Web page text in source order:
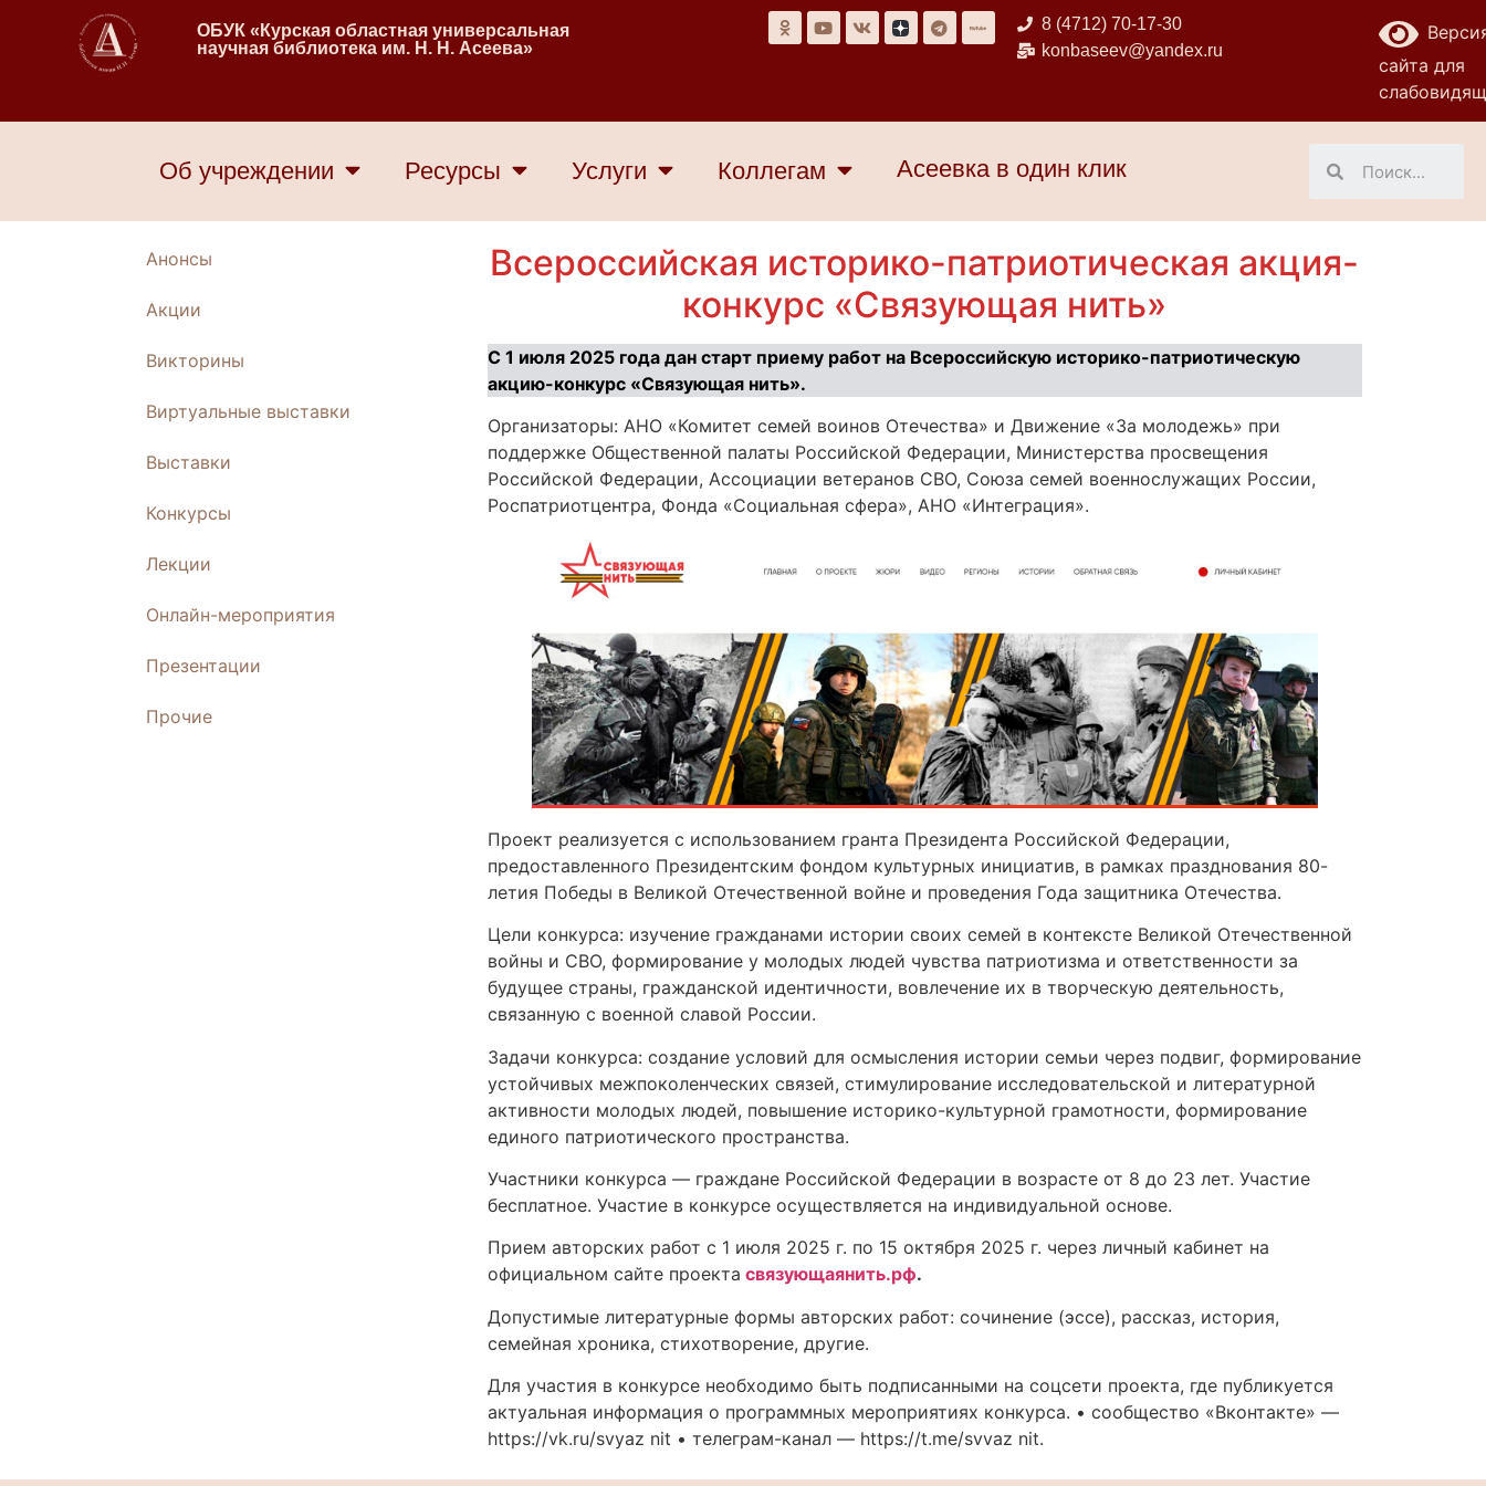
ОБУК «Курская областная универсальная
научная библиотека им. Н. Н. Асеева»
8 (4712) 70-17-30
konbaseev@yandex.ru
сайта для
Об учреждении Ресурсы Услуги Коллегам Асеевка в один клик
Анонсы
Акции
Викторины
Виртуальные выставки
Выставки
Конкурсы
Лекции
Онлайн-мероприятия
Презентации
Прочие
Всероссийская историко-патриотическая акция-
конкурс «Связующая нить»
С 1 июля 2025 года дан старт приему работ на Всероссийскую историко-патриотическую
акцию-конкурс «Связующая нить».
Организаторы: АНО «Комитет семей воинов Отечества» и Движение «За молодежь» при
поддержке Общественной палаты Российской Федерации, Министерства просвещения
Российской Федерации, Ассоциации ветеранов СВО, Союза семей военнослужащих России,
Роспатриотцентра, Фонда «Социальная сфера», АНО «Интеграция».
Проект реализуется с использованием гранта Президента Российской Федерации,
предоставленного Президентским фондом культурных инициатив, в рамках празднования 80-
летия Победы в Великой Отечественной войне и проведения Года защитника Отечества.
Цели конкурса: изучение гражданами истории своих семей в контексте Великой Отечественной
войны и СВО, формирование у молодых людей чувства патриотизма и ответственности за
будущее страны, гражданской идентичности, вовлечение их в творческую деятельность,
связанную с военной славой России.
Задачи конкурса: создание условий для осмысления истории семьи через подвиг, формирование
устойчивых межпоколенческих связей, стимулирование исследовательской и литературной
активности молодых людей, повышение историко-культурной грамотности, формирование
единого патриотического пространства.
Участники конкурса — граждане Российской Федерации в возрасте от 8 до 23 лет. Участие
бесплатное. Участие в конкурсе осуществляется на индивидуальной основе.
Прием авторских работ с 1 июля 2025 г. по 15 октября 2025 г. через личный кабинет на
официальном сайте проекта связующаянить.рф.
Допустимые литературные формы авторских работ: сочинение (эссе), рассказ, история,
семейная хроника, стихотворение, другие.
Для участия в конкурсе необходимо быть подписанными на соцсети проекта, где публикуется
актуальная информация о программных мероприятиях конкурса. • сообщество «Вконтакте» —
https://vk.ru/svyaz nit • телеграм-канал — https://t.me/svvaz nit.